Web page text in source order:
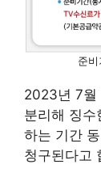
준
2023년 7월
분리해 징수
하는 기간
청구된다고